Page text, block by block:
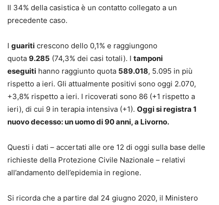
Il 34% della casistica è un contatto collegato a un
precedente caso.
I guariti crescono dello 0,1% e raggiungono
quota 9.285 (74,3% dei casi totali). I tamponi
eseguiti hanno raggiunto quota 589.018, 5.095 in più
rispetto a ieri. Gli attualmente positivi sono oggi 2.070,
+3,8% rispetto a ieri. I ricoverati sono 86 (+1 rispetto a
ieri), di cui 9 in terapia intensiva (+1). Oggi si registra 1
nuovo decesso: un uomo di 90 anni, a Livorno.
Questi i dati – accertati alle ore 12 di oggi sulla base delle
richieste della Protezione Civile Nazionale – relativi
all’andamento dell’epidemia in regione.
Si ricorda che a partire dal 24 giugno 2020, il Ministero